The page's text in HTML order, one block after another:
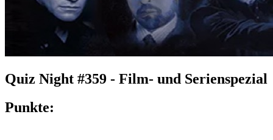
Quiz Night #359 - Film- und Serienspezial
Punkte: